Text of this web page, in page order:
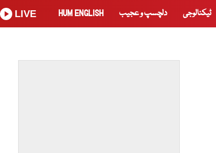
ٹیکنالوجی دلچسپ و عجیب HUM ENGLISH
LIVE